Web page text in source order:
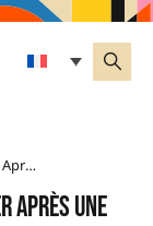
5 Restaurants Où Déjeuner Ou Dîner Après Une Belle Balade Quartier Opéra
après une